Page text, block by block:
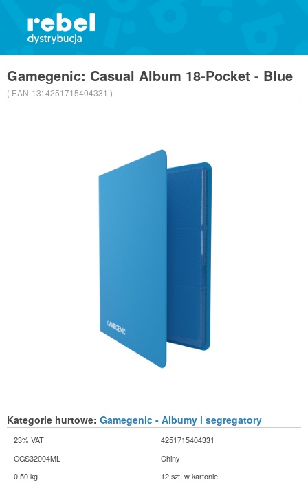
Gamegenic: Casual Album 18-Pocket - Blue
( EAN-13:4251715404331 )
Kategorie hurtowe: Gamegenic - Albumy i segregatory
23% VAT
4251715404331
GGS32004ML
Chiny
0,50 kg
12 szt. w kartonie